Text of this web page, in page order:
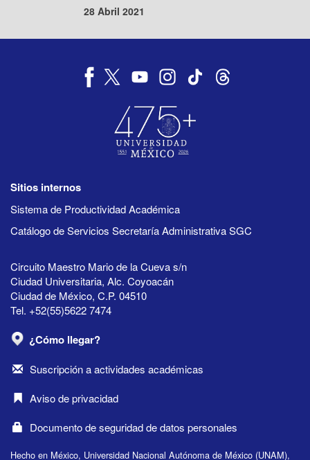
28 Abril 2021
Sitios internos
Sistema de Productividad Académica
Catálogo de Servicios Secretaría Administrativa SGC
Circuito Maestro Mario de la Cueva s/n
Ciudad Universitaria, Alc. Coyoacán
Ciudad de México, C.P. 04510
Tel. +52(55)5622 7474
¿Cómo llegar?
Suscripción a actividades académicas
Aviso de privacidad
Documento de seguridad de datos personales
Hecho en México, Universidad Nacional Autónoma de México (UNAM),